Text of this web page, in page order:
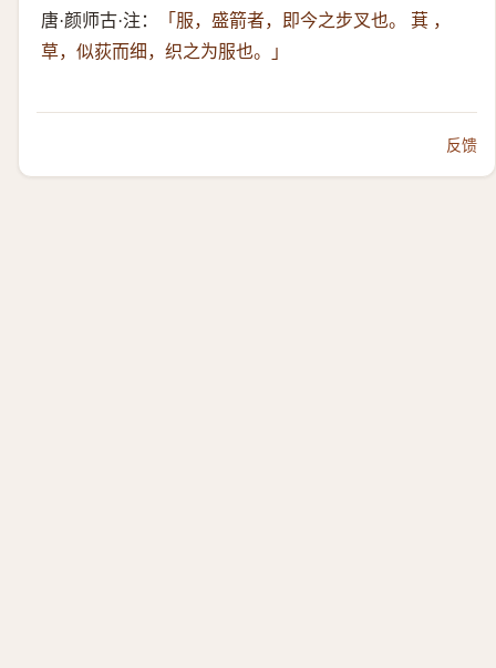
唐·颜师古·注：
「服，盛箭者，即今之步叉也。 萁 ，
草，似荻而细，织之为服也。」
反馈